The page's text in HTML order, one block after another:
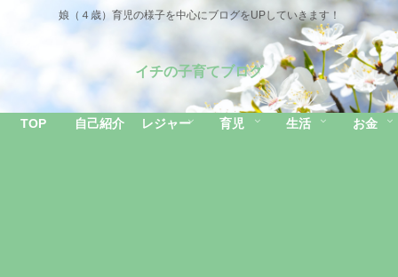
娘（４歳）育児の様子を中心にブログをUPしていきます！
イチの子育てブログ
TOP 自己紹介 レジャー 育児 生活 お金